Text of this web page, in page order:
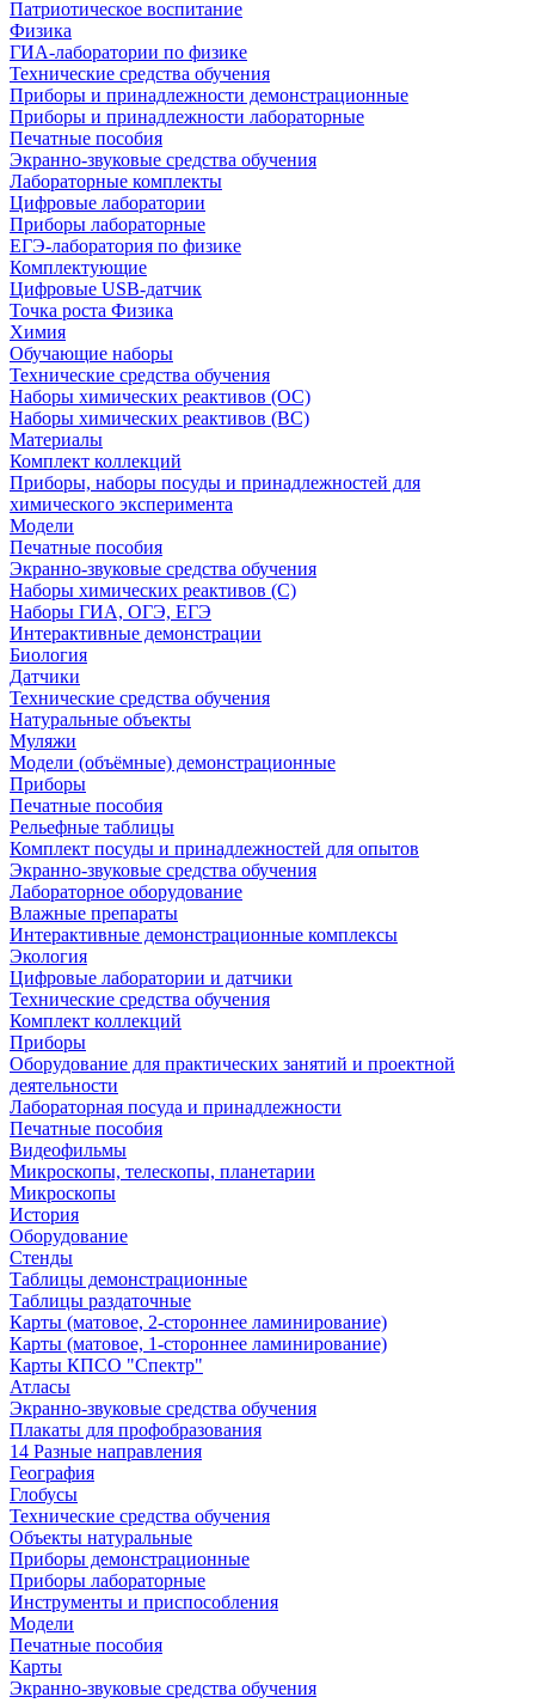
Патриотическое воспитание
Физика
ГИА-лаборатории по физике
Технические средства обучения
Приборы и принадлежности демонстрационные
Приборы и принадлежности лабораторные
Печатные пособия
Экранно-звуковые средства обучения
Лабораторные комплекты
Цифровые лаборатории
Приборы лабораторные
ЕГЭ-лаборатория по физике
Комплектующие
Цифровые USB-датчик
Точка роста Физика
Химия
Обучающие наборы
Технические средства обучения
Наборы химических реактивов (ОС)
Наборы химических реактивов (ВС)
Материалы
Комплект коллекций
Приборы, наборы посуды и принадлежностей для
химического эксперимента
Модели
Печатные пособия
Экранно-звуковые средства обучения
Наборы химических реактивов (С)
Наборы ГИА, ОГЭ, ЕГЭ
Интерактивные демонстрации
Биология
Датчики
Технические средства обучения
Натуральные объекты
Муляжи
Модели (объёмные) демонстрационные
Приборы
Печатные пособия
Рельефные таблицы
Комплект посуды и принадлежностей для опытов
Экранно-звуковые средства обучения
Лабораторное оборудование
Влажные препараты
Интерактивные демонстрационные комплексы
Экология
Цифровые лаборатории и датчики
Технические средства обучения
Комплект коллекций
Приборы
Оборудование для практических занятий и проектной
деятельности
Лабораторная посуда и принадлежности
Печатные пособия
Видеофильмы
Микроскопы, телескопы, планетарии
Микроскопы
История
Оборудование
Стенды
Таблицы демонстрационные
Таблицы раздаточные
Карты (матовое, 2-стороннее ламинирование)
Карты (матовое, 1-стороннее ламинирование)
Карты КПСО "Спектр"
Атласы
Экранно-звуковые средства обучения
Плакаты для профобразования
14 Разные направления
География
Глобусы
Технические средства обучения
Объекты натуральные
Приборы демонстрационные
Приборы лабораторные
Инструменты и приспособления
Модели
Печатные пособия
Карты
Экранно-звуковые средства обучения